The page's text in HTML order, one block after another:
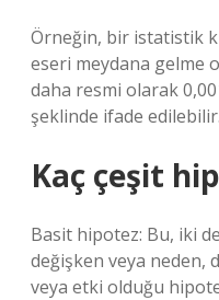
Örneğin, bir istatistik
eseri meydana gelme
daha resmi olarak
şeklinde ifade edilebilir.
Kaç çeşit
Basit hipotez: Bu, iki
değişken veya neden,
veya etki olduğu